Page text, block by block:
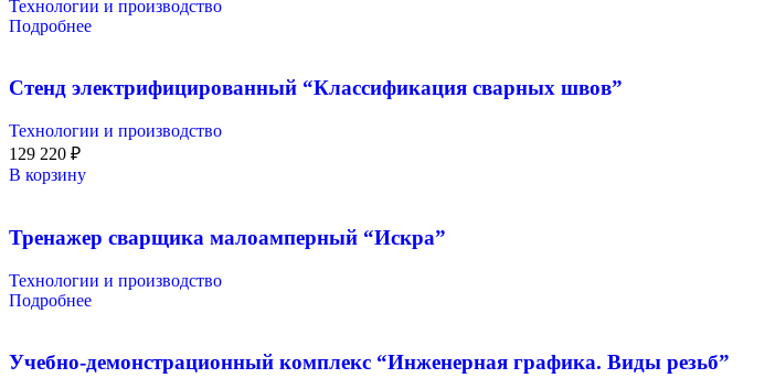
Технологии и производство
Подробнее
Стенд электрифицированный “Классификация сварных швов”
Технологии и производство
129 220 ₽
В корзину
Тренажер сварщика малоамперный “Искра”
Технологии и производство
Подробнее
Учебно-демонстрационный комплекс “Инженерная графика. Виды резьб”